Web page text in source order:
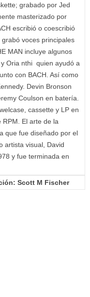
grabado por Jed
masterizado por
escribió o coescribió
voces principales
MAN incluye algunos
Oria nthi quien ayudó a
con BACH. Así como
Devin Bronson
Coulson en batería.
cassette y LP en
RPM. El arte de la
que fue diseñado por el
artista visual, David
y fue terminada en
Scott M Fischer